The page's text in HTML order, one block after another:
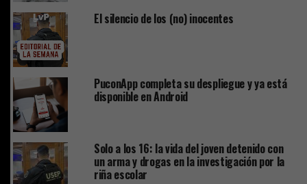
El silencio de los (no) inocentes
PuconApp completa su despliegue y ya está
disponible en Android
Solo a los 16: la vida del joven detenido con
un arma y drogas en la investigación por la
riña escolar